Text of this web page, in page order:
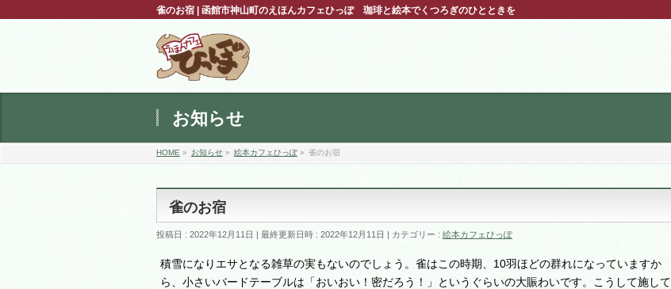
雀のお宿 | 函館市神山町のえほんカフェひっぽ 珈琲と絵本でくつろぎのひとときを
お知らせ
HOME » お知らせ » 絵本カフェひっぽ» 雀のお宿
雀のお宿
投稿日 : 2022年12月11日 最終更新日時 : 2022年12月11日 カテゴリー : 絵本カフェひっぽ
積雪になりエサとなる雑草の実もないのでしょう。雀はこの時期、10羽ほどの群れになっていますか
ら、小さいバードテーブルは「おいおい！密だろう！」というぐらいの大賑わいです。こうして施して